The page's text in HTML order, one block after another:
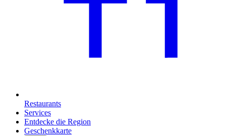
Restaurants
Services
Entdecke die Region
Geschenkkarte